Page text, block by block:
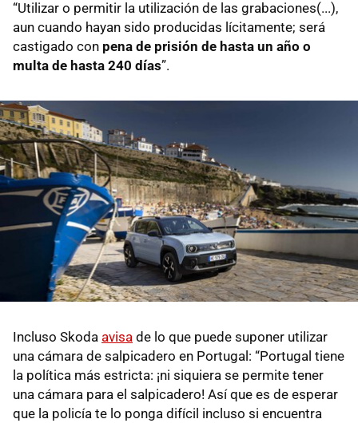
“Utilizar o permitir la utilización de las grabaciones(...),
aun cuando hayan sido producidas lícitamente; será
castigado con pena de prisión de hasta un año o
multa de hasta 240 días”.
Incluso Skoda avisa de lo que puede suponer utilizar
una cámara de salpicadero en Portugal: “Portugal tiene
la política más estricta: ¡ni siquiera se permite tener
una cámara para el salpicadero! Así que es de esperar
que la policía te lo ponga difícil incluso si encuentra